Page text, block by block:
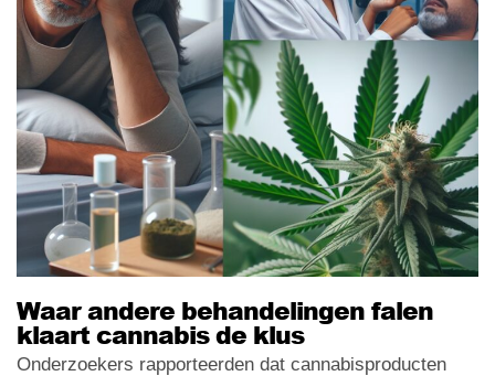
Waar andere behandelingen falen
klaart cannabis de klus
Onderzoekers rapporteerden dat cannabisproducten